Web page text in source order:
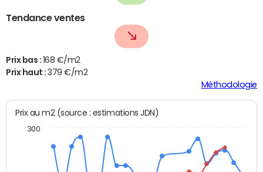
Tendance ventes
Prix bas : 168 €/m2
Prix haut :379 €/m2
Méthodologie
Prix au m2 (source : estimations JDN)
300